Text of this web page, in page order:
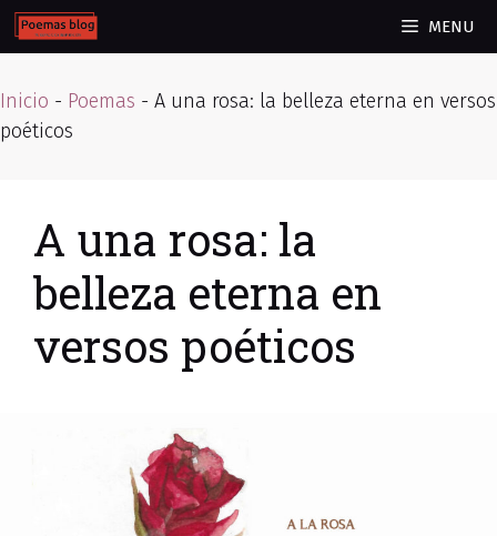
Skip
to
MENU
Inicio - Poemas - A una rosa: la belleza eterna en versos
poéticos
A una rosa: la
belleza eterna en
versos poéticos